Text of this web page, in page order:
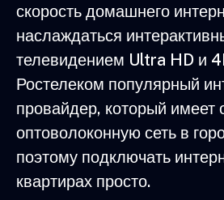
скорость домашнего
наслаждаться
телевидением Ultra HD и
Ростелеком популярный
провайдер, который
оптоволоконную сеть в
поэтому подключать
квартирах просто.